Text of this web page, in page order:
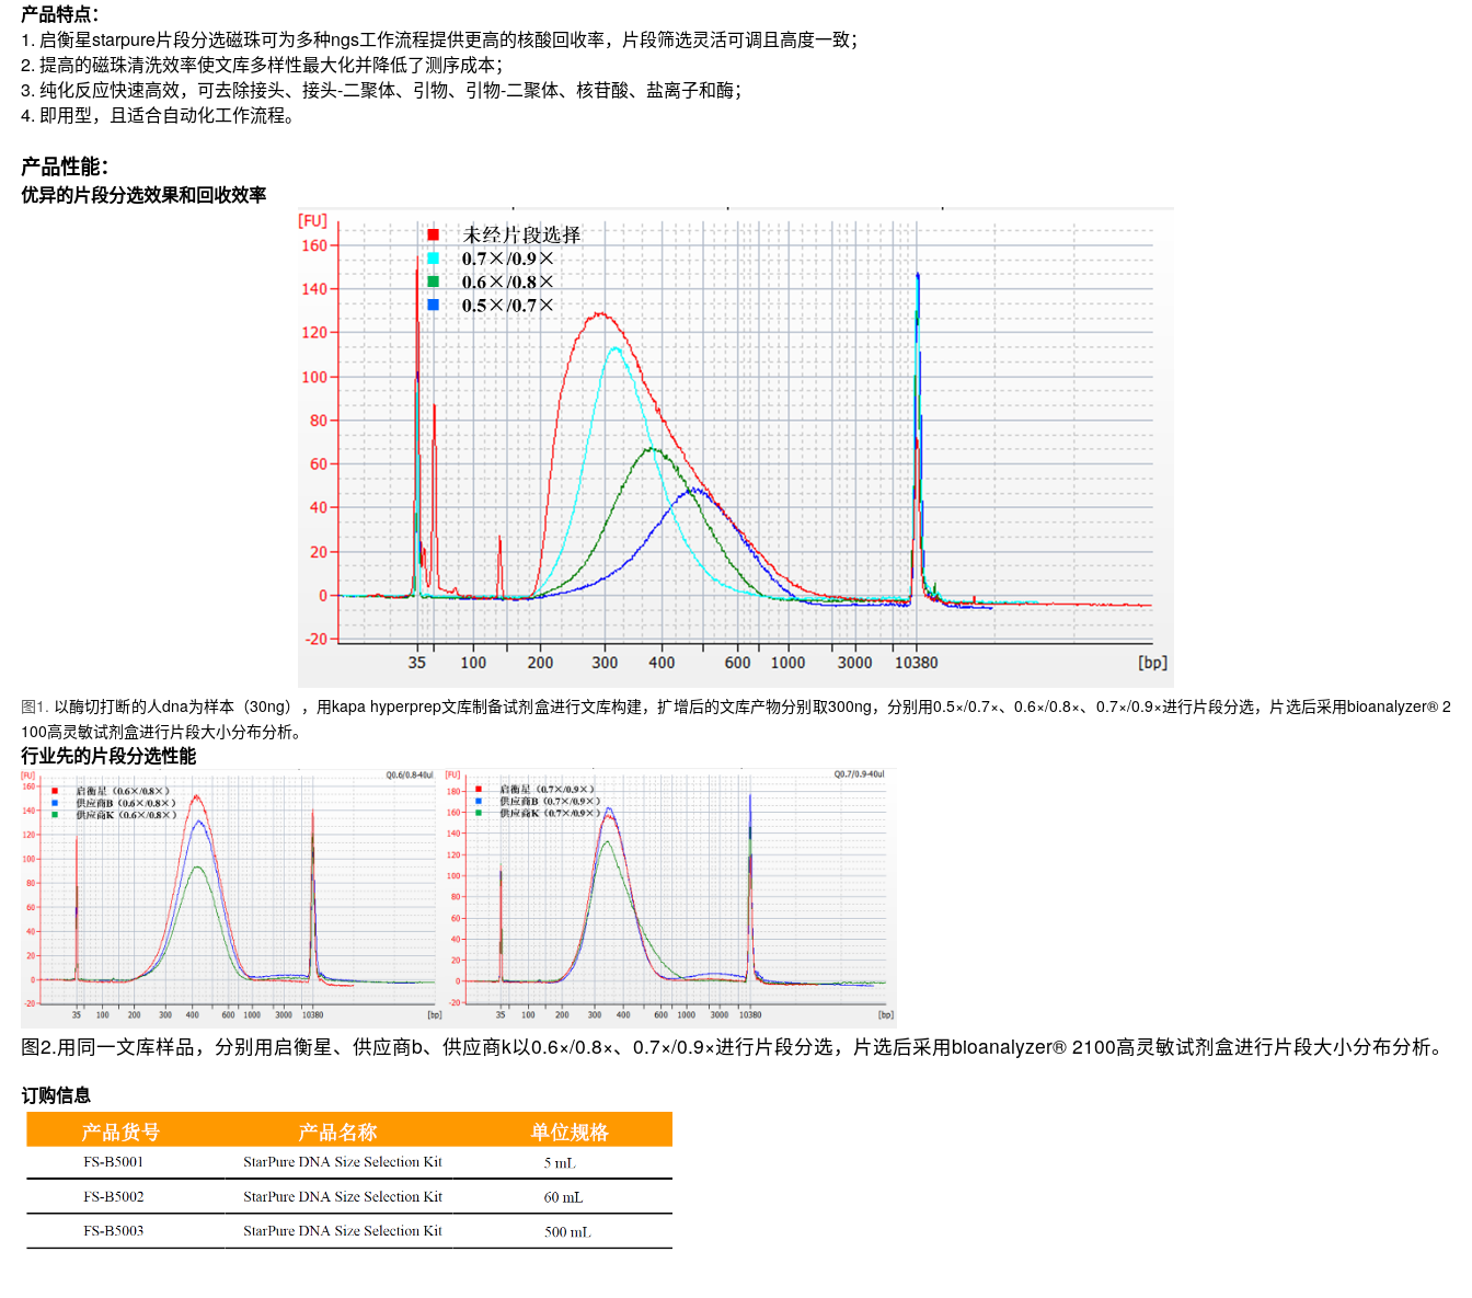
产品特点：
1. 启衡星starpure片段分选磁珠可为多种ngs工作流程提供更高的核酸回收率，片段筛选灵活可调且高度一致；
2. 提高的磁珠清洗效率使文库多样性最大化并降低了测序成本；
3. 纯化反应快速高效，可去除接头、接头-二聚体、引物、引物-二聚体、核苷酸、盐离子和酶；
4. 即用型，且适合自动化工作流程。
产品性能：
优异的片段分选效果和回收效率
图1. 以酶切打断的人dna为样本（30ng），用kapa hyperprep文库制备试剂盒进行文库构建，扩增后的文库产物分别取300ng，分别用0.5×/0.7×、0.6×/0.8×、0.7×/0.9×进行片段分选，片选后采用bioanalyzer® 2
100高灵敏试剂盒进行片段大小分布分析。
行业先的片段分选性能
图2.用同一文库样品，分别用启衡星、供应商b、供应商k以0.6×/0.8×、0.7×/0.9×进行片段分选，片选后采用bioanalyzer® 2100高灵敏试剂盒进行片段大小分布分析。
订购信息